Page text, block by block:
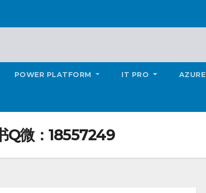
POWER PLATFORM IT PRO AZURE
Q微：18557249